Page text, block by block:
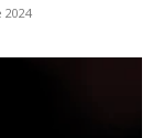
2024